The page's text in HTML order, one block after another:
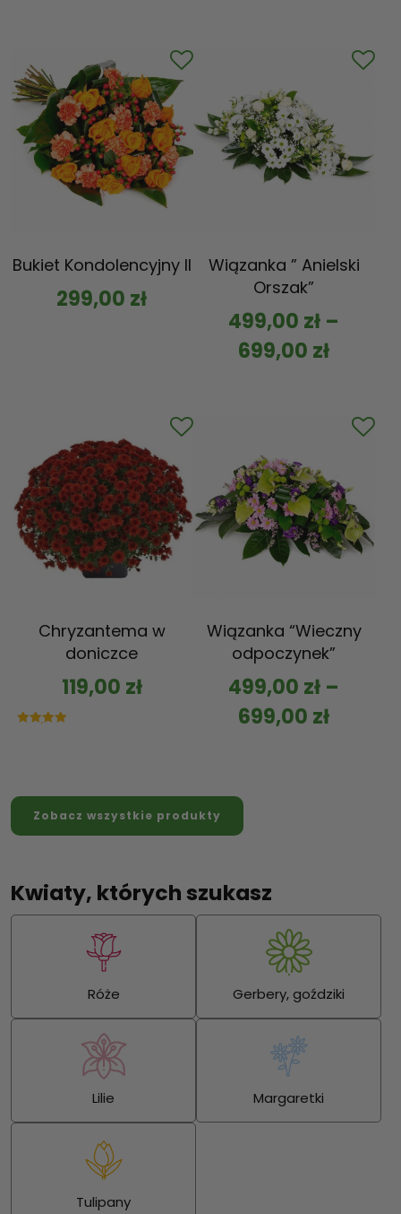
Bukiet Kondolencyjny II
299,00 zł
Wiązanka ” Anielski
Orszak”
499,00 zł –
699,00 zł
Chryzantema w
doniczce
119,00 zł
Wiązanka “Wieczny
odpoczynek”
499,00 zł –
699,00 zł
Zobacz wszystkie produkty
Kwiaty, których szukasz
Róże Gerbery, goździki
Lilie Margaretki
Tulipany